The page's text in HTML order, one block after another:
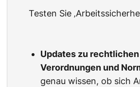
Testen Sie
Updates zu
Verordnungen und
genau wissen, ob sich